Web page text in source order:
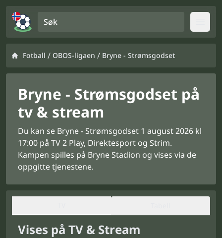
Fotball / OBOS-ligaen / Bryne - Strømsgodset
Bryne - Strømsgodset på
tv & stream
Du kan se Bryne - Strømsgodset 1 august 2026 kl
17:00 på TV 2 Play, Direktesport og Strim.
Kampen spilles på Bryne Stadion og vises via de
oppgitte tjenestene.
Vises på TV & Stream